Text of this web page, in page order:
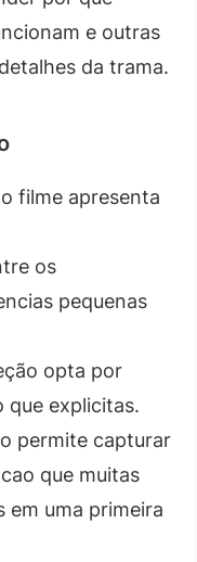
e outras
da trama.
filme apresenta
os
pequenas
opta por
que explicitas.
permite capturar
que muitas
em uma primeira